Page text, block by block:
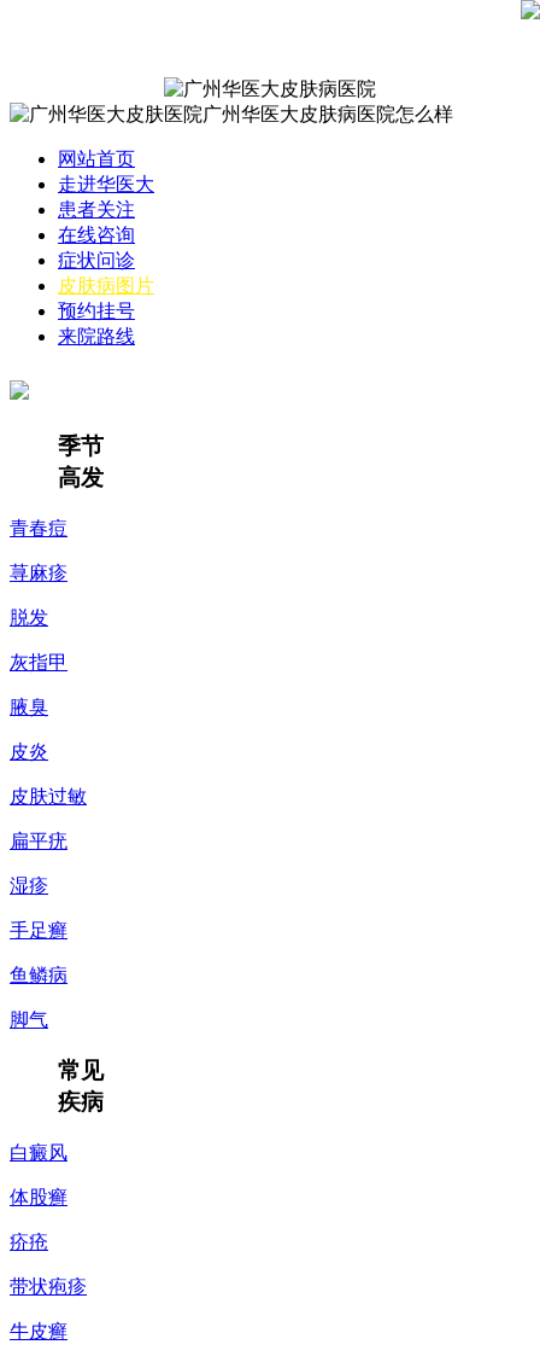
网站首页
走进华医大
患者关注
在线咨询
症状问诊
皮肤病图片
预约挂号
来院路线
季节
高发
青春痘
荨麻疹
脱发
灰指甲
腋臭
皮炎
皮肤过敏
扁平疣
湿疹
手足癣
鱼鳞病
脚气
常见
疾病
白癜风
体股癣
疥疮
带状疱疹
牛皮癣